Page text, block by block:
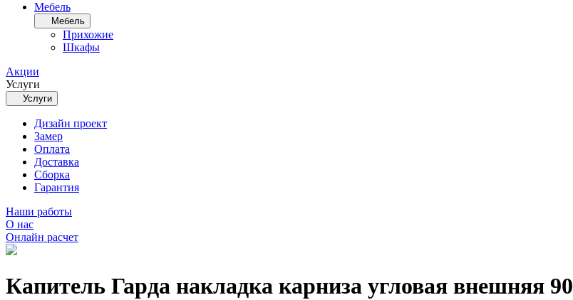
Мебель
Мебель
Прихожие
Шкафы
Акции
Услуги
Услуги
Дизайн проект
Замер
Оплата
Доставка
Сборка
Гарантия
Наши работы
О нас
Онлайн расчет
Капитель Гарда накладка карниза угловая внешняя 90